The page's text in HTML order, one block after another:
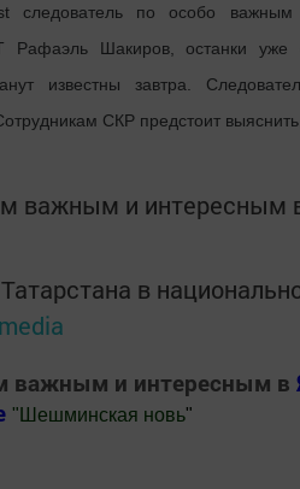
следователь по особо
Шакиров, останки уже
известны завтра.
СКР предстоит
важным и интересным
в
важным и интересным в
" Шешминская новь"